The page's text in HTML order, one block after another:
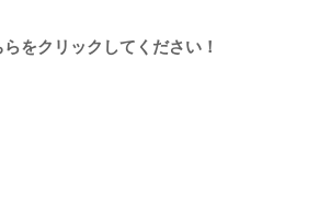
をクリックしてください！